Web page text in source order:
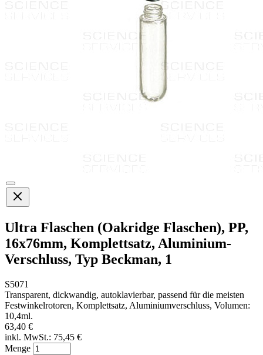
Ultra Flaschen (Oakridge Flaschen), PP,
16x76mm, Komplettsatz, Aluminium-
Verschluss, Typ Beckman, 1
S5071
Transparent, dickwandig, autoklavierbar, passend für die meisten
Festwinkelrotoren, Komplettsatz, Aluminiumverschluss, Volumen:
10,4ml.
63,40 €
inkl. MwSt.: 75,45 €
Menge